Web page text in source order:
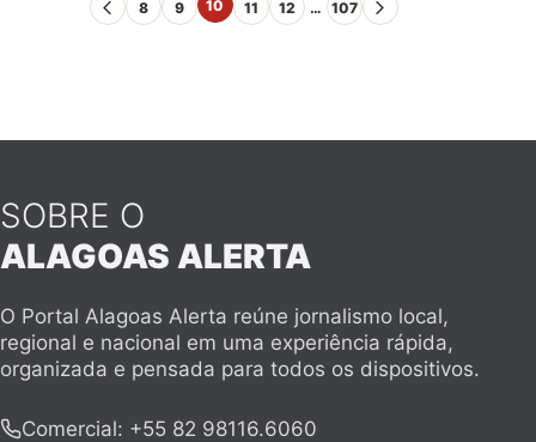
8 9 10 11 12 … 107
SOBRE O
ALAGOAS ALERTA
O Portal Alagoas Alerta reúne jornalismo local,
regional e nacional em uma experiência rápida,
organizada e pensada para todos os dispositivos.
Comercial: +55 82 98116.6060